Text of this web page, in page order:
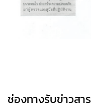
ช่องทางรับข่าวสาร